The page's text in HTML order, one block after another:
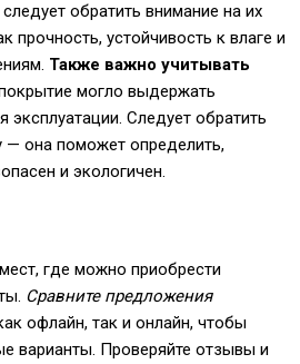
обратить внимание на их
прочность, устойчивость к влаге и
Также важно учитывать
могло выдержать
эксплуатации. Следует обратить
— она поможет определить,
и экологичен.
где можно приобрести
Сравните предложения
офлайн, так и онлайн, чтобы
варианты. Проверяйте отзывы и